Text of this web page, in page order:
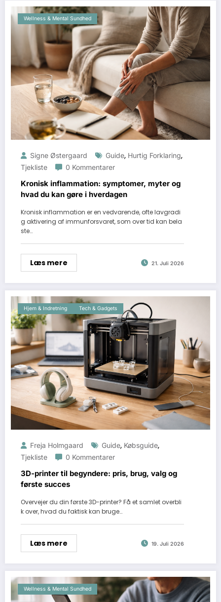
Wellness & Mental Sundhed
Signe Østergaard Guide, Hurtig Forklaring,
Tjekliste 0 Kommentarer
Kronisk inflammation: symptomer, myter og
hvad du kan gøre i hverdagen
Kronisk inflammation er en vedvarende, ofte lavgradi
g aktivering af immunforsvaret, som over tid kan bela
ste…
Læs mere 21. Juli 2026
Hjem & Indretning Tech & Gadgets
Freja Holmgaard Guide, Købsguide,
Tjekliste 0 Kommentarer
3D-printer til begyndere: pris, brug, valg og
første succes
Overvejer du din første 3D-printer? Få et samlet overbli
k over, hvad du faktisk kan bruge…
Læs mere 19. Juli 2026
Wellness & Mental Sundhed